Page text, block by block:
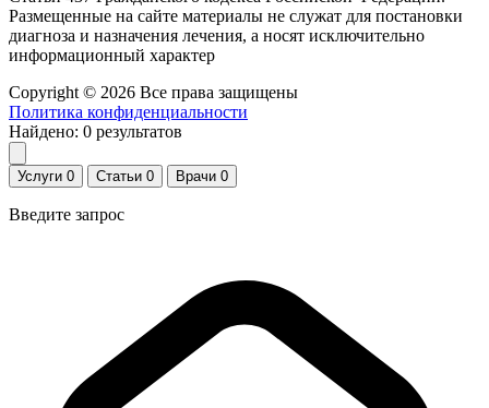
Размещенные на сайте материалы не служат для постановки
диагноза и назначения лечения, а носят исключительно
информационный характер
Copyright © 2026 Все права защищены
Политика конфиденциальности
Найдено: 0 результатов
Услуги 0 Статьи 0 Врачи 0
Введите запрос